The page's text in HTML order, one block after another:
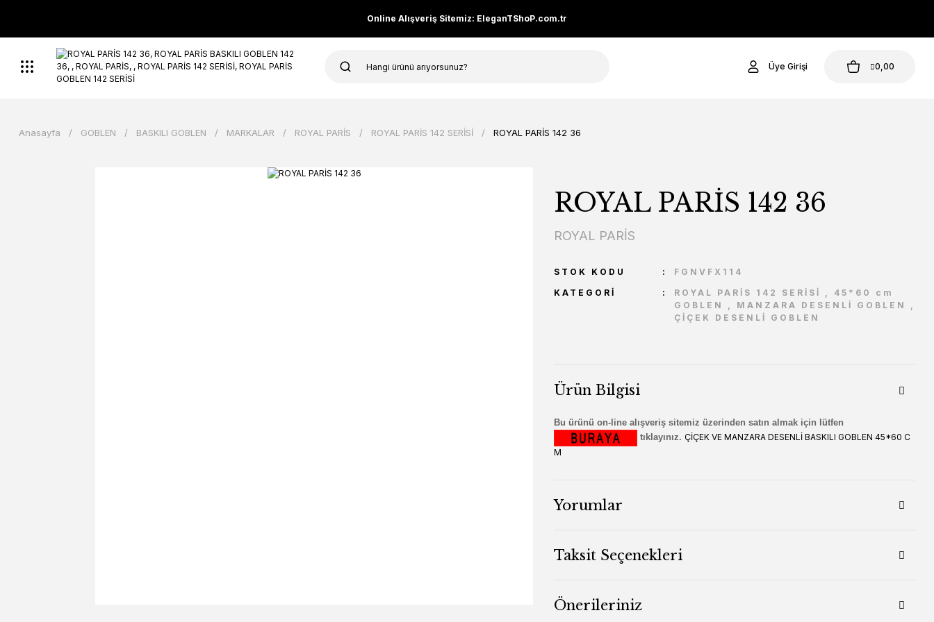
Online Alışveriş Sitemiz: EleganTShoP.com.tr
Üye Girişi 0,00
Anasayfa GOBLEN BASKILI GOBLEN MARKALAR ROYAL PARİS ROYAL PARİS 142 SERİSİ ROYAL PARİS 142 36
ROYAL PARİS 142 36
ROYAL PARİS
STOK KODU
FGNVFX114
KATEGORI
ROYAL PARİS 142 SERİSİ , 45*60 cm
GOBLEN
, MANZARA DESENLİ GOBLEN
,
ÇİÇEK DESENLİ GOBLEN
Ürün Bilgisi
Bu ürünü on-line alışveriş sitemiz üzerinden satın almak için lütfen
tıklayınız. ÇİÇEK VE MANZARA DESENLİ BASKILI GOBLEN 45*60 C
M
Yorumlar
Taksit Seçenekleri
Önerileriniz